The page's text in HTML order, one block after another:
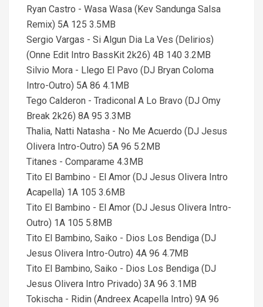
Ryan Castro - Wasa Wasa (Kev Sandunga Salsa
Remix) 5A 125 3.5MB
Sergio Vargas - Si Algun Dia La Ves (Delirios)
(Onne Edit Intro BassKit 2k26) 4B 140 3.2MB
Silvio Mora - Llego El Pavo (DJ Bryan Coloma
Intro-Outro) 5A 86 4.1MB
Tego Calderon - Tradiconal A Lo Bravo (DJ Omy
Break 2k26) 8A 95 3.3MB
Thalia, Natti Natasha - No Me Acuerdo (DJ Jesus
Olivera Intro-Outro) 5A 96 5.2MB
Titanes - Comparame 4.3MB
Tito El Bambino - El Amor (DJ Jesus Olivera Intro
Acapella) 1A 105 3.6MB
Tito El Bambino - El Amor (DJ Jesus Olivera Intro-
Outro) 1A 105 5.8MB
Tito El Bambino, Saiko - Dios Los Bendiga (DJ
Jesus Olivera Intro-Outro) 4A 96 4.7MB
Tito El Bambino, Saiko - Dios Los Bendiga (DJ
Jesus Olivera Intro Privado) 3A 96 3.1MB
Tokischa - Ridin (Andreex Acapella Intro) 9A 96